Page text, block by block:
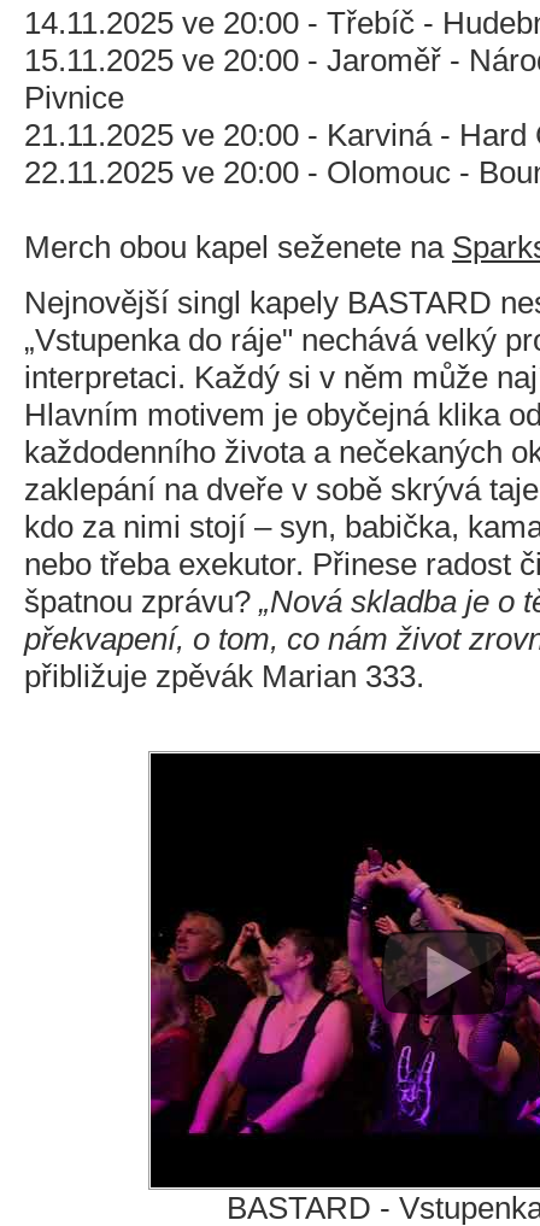
14.11.2025 ve 20:00 - Třebíč -
15.11.2025 ve 20:00 - Jaroměř -
Pivnice
21.11.2025 ve 20:00 - Karviná - Hard
22.11.2025 ve 20:00 - Olomouc -
Merch obou kapel seženete na
Nejnovější singl kapely BASTARD
„Vstupenka do ráje" nechává velký
interpretaci. Každý si v něm může
Hlavním motivem je obyčejná klika
každodenního života a nečekaných
zaklepání na dveře v sobě skrývá
kdo za nimi stojí – syn, babička,
nebo třeba exekutor. Přinese radost
špatnou zprávu? „Nová skladba je o
překvapení, o tom, co nám život
přibližuje zpěvák Marian 333.
BASTARD -